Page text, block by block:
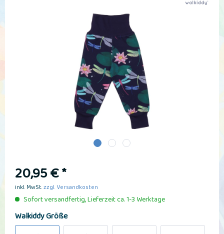
20,95 € *
inkl. MwSt.zzgl. Versandkosten
Sofort versandfertig, Lieferzeit ca. 1-3 Werktage
Walkiddy Größe